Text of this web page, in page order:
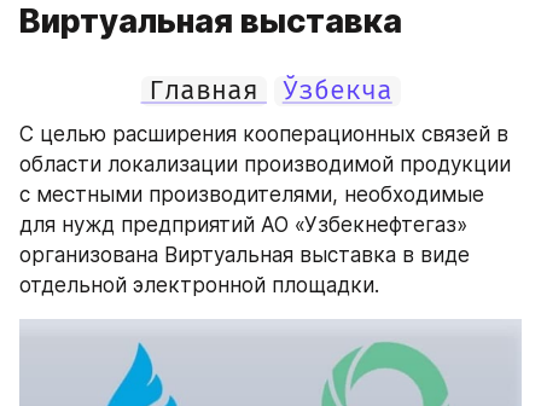
Виртуальная выставка
Главная Ўзбекча
С целью расширения кооперационных связей в
области локализации производимой продукции
с местными производителями, необходимые
для нужд предприятий АО «Узбекнефтегаз»
организована Виртуальная выставка в виде
отдельной электронной площадки.